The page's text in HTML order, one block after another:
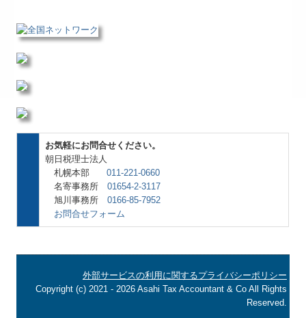
お気軽にお問合せください。
朝日税理士法人
札幌本部011-221-0660
名寄事務所01654-2-3117
旭川事務所0166-85-7952
お問合せフォーム
外部サービスの利用に関するプライバシーポリシー
Copyright (c) 2021 - 2026 Asahi Tax Accountant & Co All Rights
Reserved.